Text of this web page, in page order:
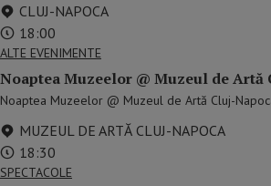
CLUJ-NAPOCA
18:00
ALTE EVENIMENTE
Noaptea Muzeelor @ Muzeul de Artă
Noaptea Muzeelor @ Muzeul de Artă Cluj-
MUZEUL DE ARTĂ CLUJ-NAPOCA
18:30
SPECTACOLE